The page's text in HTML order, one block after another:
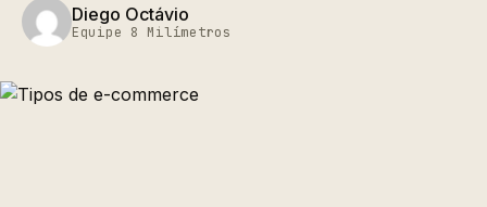
Diego Octávio
Equipe 8 Milímetros